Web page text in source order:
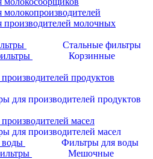
производителей молочных
Стальные фильтры
Корзинные
для производителей продуктов
для производителей масел
Фильтры для воды
Мешочные